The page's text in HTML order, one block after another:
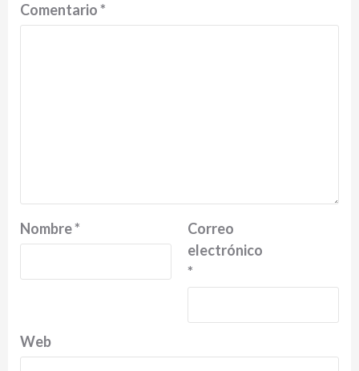
Comentario*
Nombre*
Correo
electrónico
*
Web